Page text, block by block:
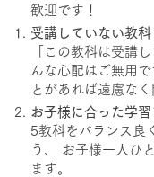
歓迎です！
受講していない教科
「この教科は受講
んな心配はご無用
とがあれば遠慮なく
お子様に合った学
5教科をバランス良
う、 お子様一人ひ
ます。